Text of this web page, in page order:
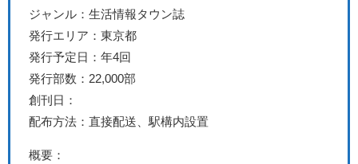
ジャンル：生活情報タウン誌
発行エリア：東京都
発行予定日：年4回
発行部数：22,000部
創刊日：
配布方法：直接配送、駅構内設置
概要：